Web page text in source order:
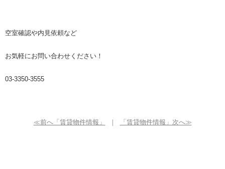
空室確認や内見依頼など
お気軽にお問い合わせください！
03-3350-3555
≪前へ「賃貸物件情報」 ｜ 「賃貸物件情報」次へ≫